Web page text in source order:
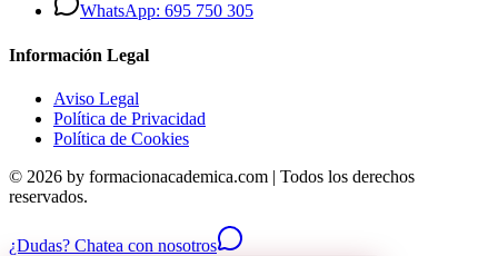
WhatsApp: 695 750 305
Información Legal
Aviso Legal
Política de Privacidad
Política de Cookies
© 2026 by formacionacademica.com | Todos los derechos
reservados.
¿Dudas? Chatea con nosotros